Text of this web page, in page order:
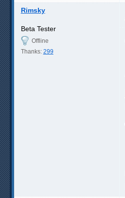
Rimsky
Beta Tester
Offline
Thanks: 299